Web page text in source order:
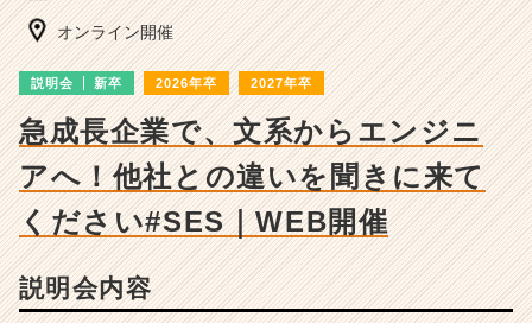
ー・
長
業
か
ら
ウ
オンライン開催
説明会 新卒 2026年卒 2027年卒
急成長企業で、文系からエンジニ
アへ！他社との違いを聞きに来て
ください#SES｜WEB開催
説明会内容